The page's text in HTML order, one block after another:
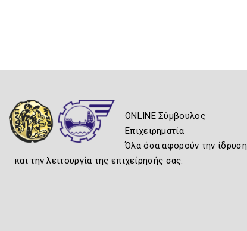
ONLINE Σύμβουλος
Επιχειρηματία
Όλα όσα αφορούν την ίδρυση
και την λειτουργία της επιχείρησής σας.